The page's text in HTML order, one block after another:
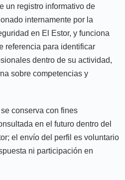
un registro informativo de
internamente por la
en El Estor, y funciona
referencia para identificar
dentro de su actividad,
sobre competencias y
conserva con fines
en el futuro dentro del
el envío del perfil es voluntario
ni participación en